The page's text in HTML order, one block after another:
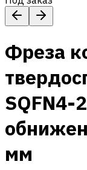
Фреза
SQFN4-
мм